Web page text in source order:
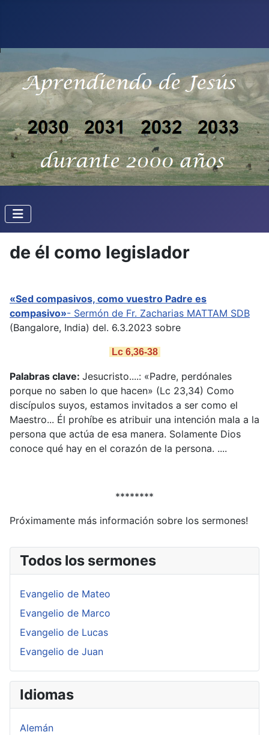
de él como legislador
«Sed compasivos, como vuestro Padre es
compasivo»- Sermón de Fr. Zacharias MATTAM SDB
(Bangalore, India) del. 6.3.2023 sobre
Lc 6,36-38
Palabras clave: Jesucristo....: «Padre, perdónales
porque no saben lo que hacen» (Lc 23,34) Como
discípulos suyos, estamos invitados a ser como el
Maestro... Él prohíbe es atribuir una intención mala a la
persona que actúa de esa manera. Solamente Dios
conoce qué hay en el corazón de la persona. ....
********
Próximamente más información sobre los sermones!
Todos los sermones
Evangelio de Mateo
Evangelio de Marco
Evangelio de Lucas
Evangelio de Juan
Idiomas
Alemán